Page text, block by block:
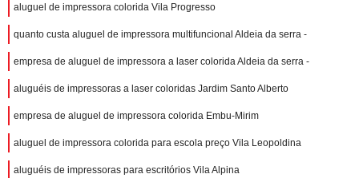
aluguel de impressora colorida Vila Progresso
quanto custa aluguel de impressora multifuncional Aldeia da serra -
empresa de aluguel de impressora a laser colorida Aldeia da serra -
aluguéis de impressoras a laser coloridas Jardim Santo Alberto
empresa de aluguel de impressora colorida Embu-Mirim
aluguel de impressora colorida para escola preço Vila Leopoldina
aluguéis de impressoras para escritórios Vila Alpina